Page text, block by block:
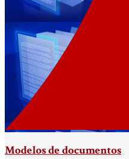
Modelos de documentos